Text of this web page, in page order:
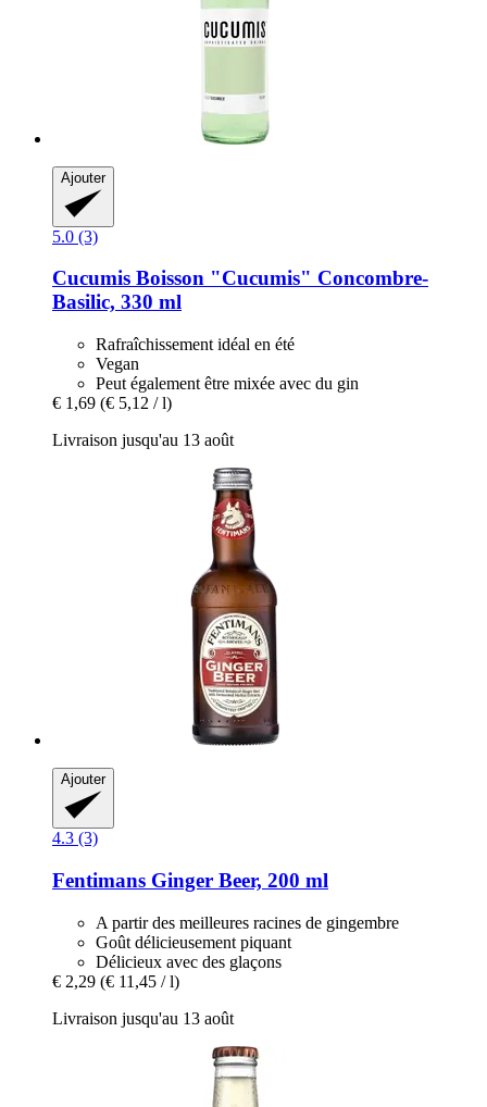
Ajouter
5.0 (3)
Cucumis Boisson "Cucumis" Concombre-​
Basilic, 330 ml
Rafraîchissement idéal en été
Vegan
Peut également être mixée avec du gin
€ 1,69 (€ 5,12 / l)
Livraison jusqu'au 13 août
Ajouter
4.3 (3)
Fentimans Ginger Beer, 200 ml
A partir des meilleures racines de gingembre
Goût délicieusement piquant
Délicieux avec des glaçons
€ 2,29 (€ 11,45 / l)
Livraison jusqu'au 13 août